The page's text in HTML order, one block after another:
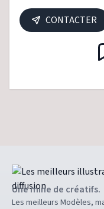
CONTACTER
Une mine de créatifs.
Les meilleurs Modèles,